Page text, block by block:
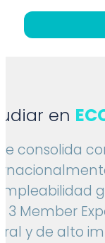
en
se consolida
3 Member
y de alto